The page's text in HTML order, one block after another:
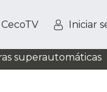
CecoTV Iniciar
superautomáticas